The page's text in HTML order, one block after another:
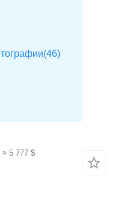
≈ 5 777 $